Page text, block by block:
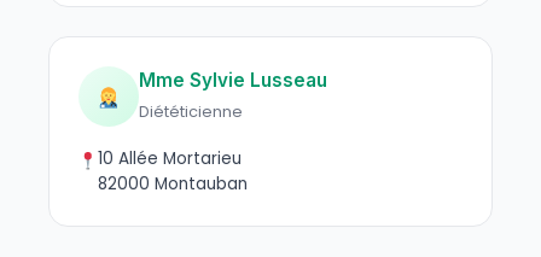
Mme Sylvie Lusseau
Diététicienne
10 Allée Mortarieu
82000 Montauban